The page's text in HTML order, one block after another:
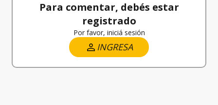
Para comentar, debés estar
registrado
Por favor, iniciá sesión
INGRESA